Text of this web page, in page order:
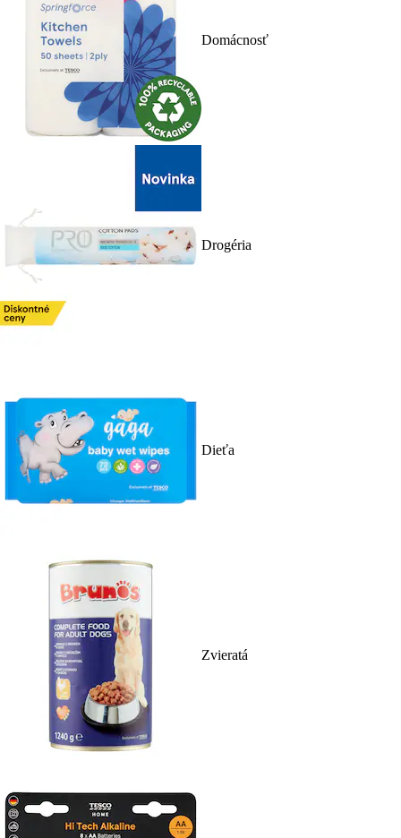
Domácnosť
Drogéria
Dieťa
Zvieratá